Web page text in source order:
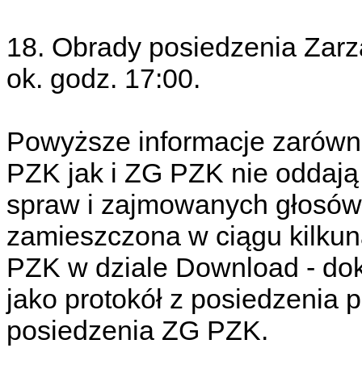
18. Obrady posiedzenia
ok. godz. 17:00.
Powyższe informacje
PZK jak i ZG PZK nie
spraw i zajmowanych
zamieszczona w ciągu
PZK w dziale Download -
jako protokół z posiedzenia
posiedzenia ZG PZK.